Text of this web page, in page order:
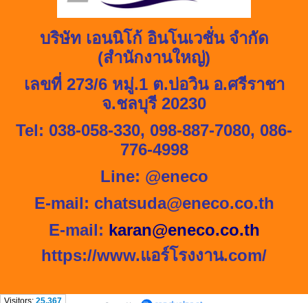
บริษัท เอนนิโก้ อินโนเวชั่น จำกัด
(สำนักงานใหญ่)
เลขที่ 273/6หมู่.1ต.บ่อวิน อ.ศรีราชา
จ.ชลบุรี 20230
Tel: 038-058-330, 098-887-7080, 086-
776-4998
Line: @eneco
E-mail: chatsuda@eneco.co.th
E-mail: karan@eneco.co.th
https://www.แอร์โรงงาน.com/
Visitors: 25,367